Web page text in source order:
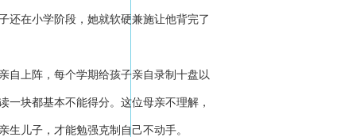
还在小学阶段，她就软硬兼施让他背完了
自上阵，每个学期给孩子亲自录制十盘以
一块都基本不能得分。 这位母亲不理解，
儿子，才能勉强克制自己不动手。